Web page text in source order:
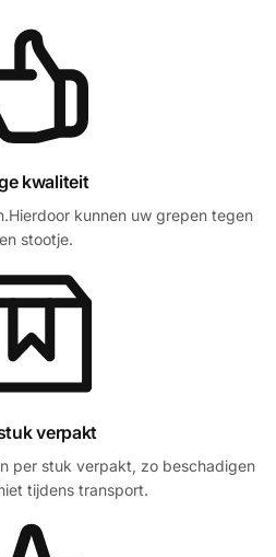
kwaliteit
kunnen uw grepen tegen
stootje.
verpakt
per stuk verpakt, zo beschadigen
tijdens transport.